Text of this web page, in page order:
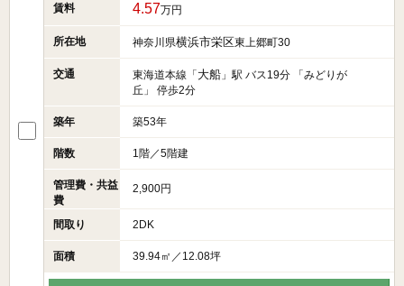
賃料 4.57万円
所在地 神奈川県横浜市栄区東上郷町30
交通 東海道本線「 大船 」駅 バス19分 「みどりが
丘」 停歩2分
築年 築53年
階数 1階／5階建
管理費・共益
費
2,900円
間取り 2DK
面積 39.94㎡／12.08坪